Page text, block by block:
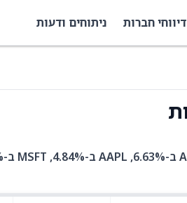
דיווחי חברות ניתוחים ודעות